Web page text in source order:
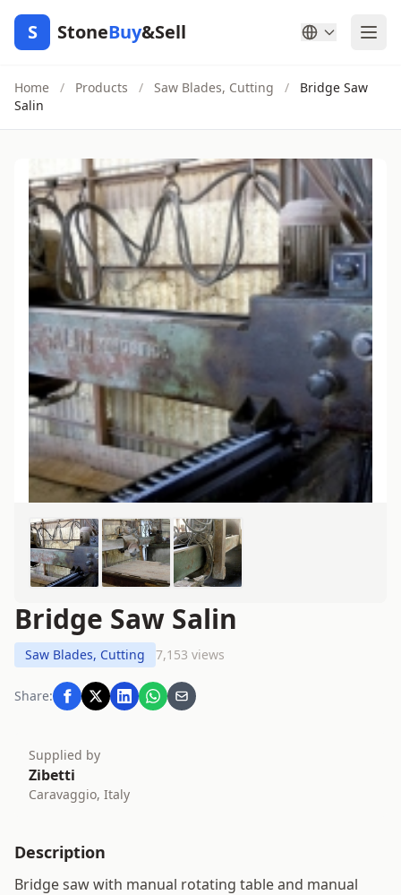
S StoneBuy&Sell
Home / Products / Saw Blades, Cutting /
Bridge Saw
Salin
Bridge Saw Salin
Saw Blades, Cutting 7,153 views
Share:
Supplied by
Zibetti
Caravaggio, Italy
Description
Bridge saw with manual rotating table and manual